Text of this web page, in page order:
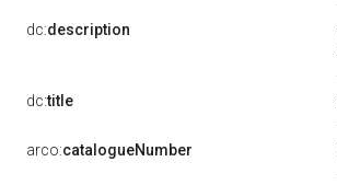
dc:description
dc:title
arco:catalogueNumber